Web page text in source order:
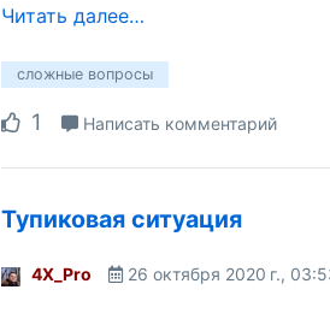
Читать далее…
сложные вопросы
1 Написать комментарий
Тупиковая ситуация
4X_Pro 26 октября 2020 г.,